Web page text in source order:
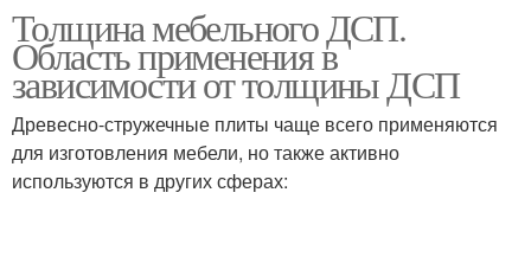
Толщина мебельного ДСП.
Область применения в
зависимости от толщины ДСП
Древесно-стружечные плиты чаще всего применяются
для изготовления мебели, но также активно
используются в других сферах: